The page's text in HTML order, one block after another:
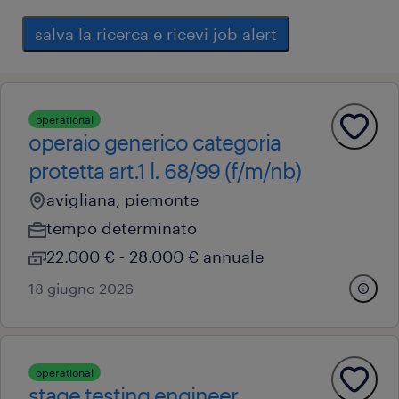
salva la ricerca e ricevi job alert
operational
operaio generico categoria
protetta art.1 l. 68/99 (f/m/nb)
avigliana, piemonte
tempo determinato
22.000 € - 28.000 € annuale
18 giugno 2026
operational